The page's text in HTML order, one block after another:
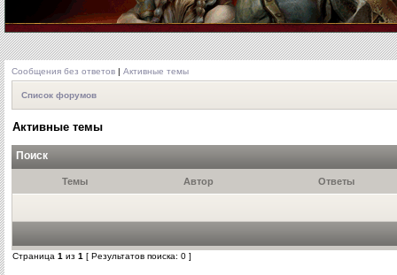
Сообщения без ответов | Активные темы
Список форумов
Активные темы
Поиск
Темы Автор Ответы
Страница 1 из 1 [ Результатов поиска: 0 ]